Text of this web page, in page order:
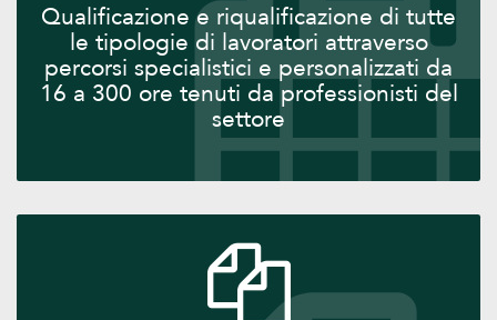
Qualificazione e riqualificazione di tutte
le tipologie di lavoratori attraverso
percorsi specialistici e personalizzati da
16 a 300 ore tenuti da professionisti del
settore